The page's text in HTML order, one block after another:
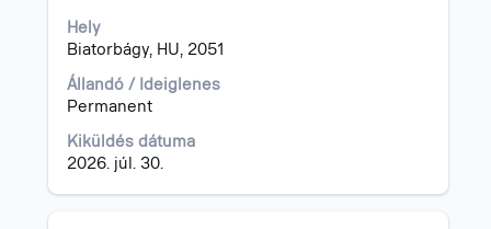
Hely
Biatorbágy, HU, 2051
Állandó / Ideiglenes
Permanent
Kiküldés dátuma
2026. júl. 30.
billentyűvel
az
állásinformáció
teljes
megtekintéséhez.